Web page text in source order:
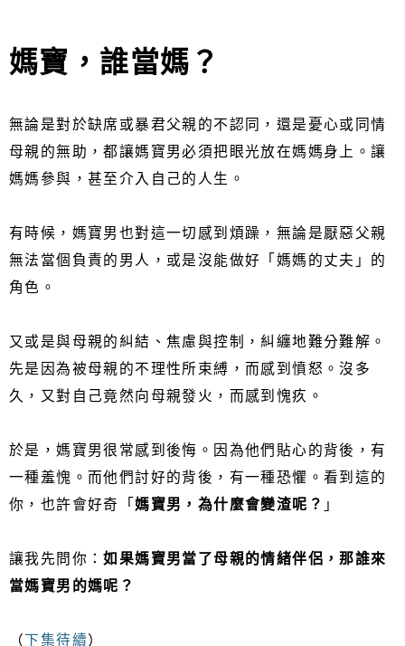
媽寶，誰當媽？
無論是對於缺席或暴君父親的不認同，還是憂心或同情
母親的無助，都讓媽寶男必須把眼光放在媽媽身上。讓
媽媽參與，甚至介入自己的人生。
有時候，媽寶男也對這一切感到煩躁，無論是厭惡父親
無法當個負責的男人，或是沒能做好「媽媽的丈夫」的
角色。
又或是與母親的糾結、焦慮與控制，糾纏地難分難解。
先是因為被母親的不理性所束縛，而感到憤怒。沒多
久，又對自己竟然向母親發火，而感到愧疚。
於是，媽寶男很常感到後悔。因為他們貼心的背後，有
一種羞愧。而他們討好的背後，有一種恐懼。看到這的
你，也許會好奇「媽寶男，為什麼會變渣呢？ 」
讓我先問你：如果媽寶男當了母親的情緒伴侶，那誰來
當媽寶男的媽呢？
（下集待續）